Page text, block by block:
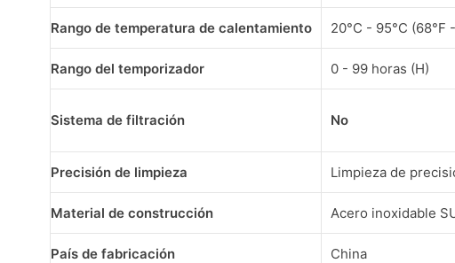
Rango de temperatura de calentamiento 20°C - 95°C (68°F
Rango del temporizador 0 - 99 horas (H)
Sistema de filtración No
Precisión de limpieza Limpieza de
Material de construcción Acero inoxidable
País de fabricación China